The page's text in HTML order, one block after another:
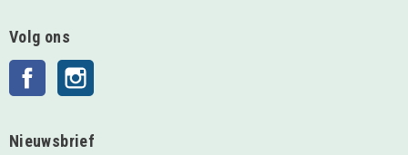
Volg ons
Facebook
Nieuwsbrief